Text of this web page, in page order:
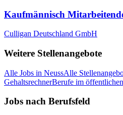
Kaufmännisch
Culligan Deutschland GmbH
Weitere Stellenangebote
Alle Jobs in NeussAlle
GehaltsrechnerBerufe im
Jobs nach Berufsfeld